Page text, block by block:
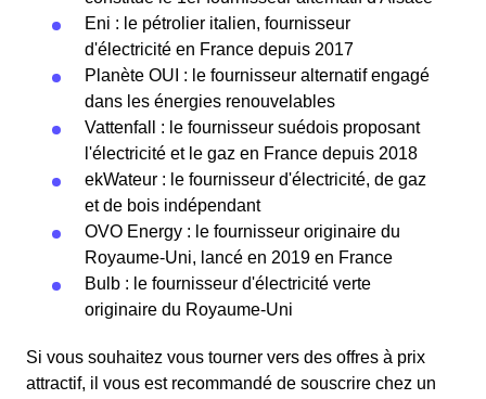
Eni : le pétrolier italien, fournisseur
d'électricité en France depuis 2017
Planète OUI : le fournisseur alternatif engagé
dans les énergies renouvelables
Vattenfall : le fournisseur suédois proposant
l'électricité et le gaz en France depuis 2018
ekWateur : le fournisseur d'électricité, de gaz
et de bois indépendant
OVO Energy : le fournisseur originaire du
Royaume-Uni, lancé en 2019 en France
Bulb : le fournisseur d'électricité verte
originaire du Royaume-Uni
Si vous souhaitez vous tourner vers des offres à prix
attractif, il vous est recommandé de souscrire chez un